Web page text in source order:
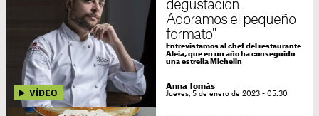
degustación.
Adoramos el pequeño
formato"
Entrevistamos al chef del restaurante
Aleia, que en un año ha conseguido
una estrella Michelin
Anna Tomàs
Jueves, 5 de enero de 2023 - 05:30